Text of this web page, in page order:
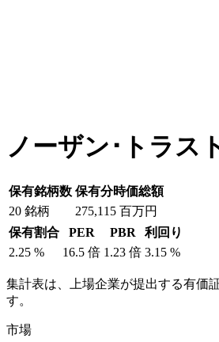
ノーザン･トラス
保有銘柄数 保有分時価総額
20 銘柄 275,115 百万円
保有割合
PER PBR
利回り
2.25 % 16.5 倍 1.23 倍 3.15 %
集計表は、上場企業が提出する有価
す。
市場